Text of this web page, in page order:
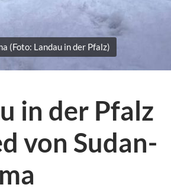
(Foto: Landau in der Pfalz)
in der Pfalz
von Sudan-